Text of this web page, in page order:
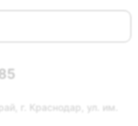
г. Краснодар, ул. им.